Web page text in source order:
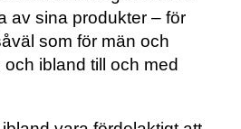
av sina produkter – för
som för män och
ibland till och med